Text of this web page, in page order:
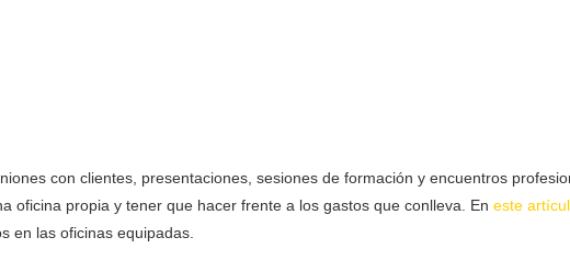
con clientes, presentaciones, sesiones de formación y encuentros
oficina propia y tener que hacer frente a los gastos que conlleva. En este
en las oficinas equipadas.